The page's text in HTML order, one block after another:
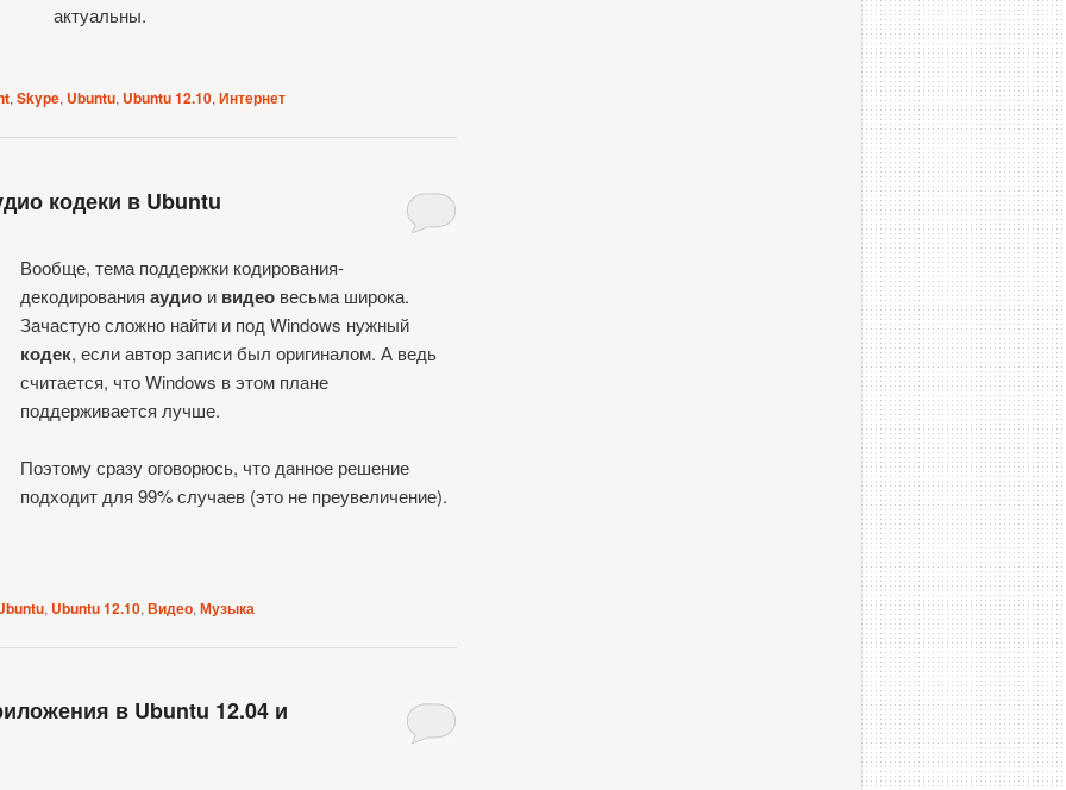
актуальны.
, Skype, Ubuntu, Ubuntu 12.10, Интернет
кодеки в Ubuntu
Вообще, тема поддержки кодирования-
декодированияаудио и видео весьма широка.
Зачастую сложно найти и под Windows нужный
кодек, если автор записи был оригиналом. А ведь
считается, что Windows в этом плане
поддерживается лучше.
Поэтому сразу оговорюсь, что данное решение
подходит для 99% случаев (это не преувеличение).
, Ubuntu 12.10, Видео, Музыка
в Ubuntu 12.04 и